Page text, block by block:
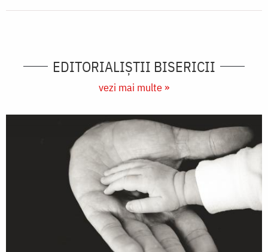
EDITORIALIȘTII BISERICII
vezi mai multe »